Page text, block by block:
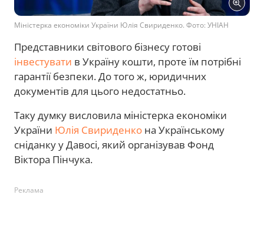
Міністерка економіки України Юлія Свириденко. Фото: УНІАН
Представники світового бізнесу готові
інвестувати в Україну кошти, проте їм потрібні
гарантії безпеки. До того ж, юридичних
документів для цього недостатньо.
Таку думку висловила міністерка економіки
України Юлія Свириденко на Українському
сніданку у Давосі, який організував Фонд
Віктора Пінчука.
Реклама